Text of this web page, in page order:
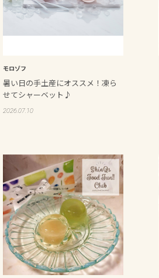
モロゾフ
暑い日の手土産にオススメ！凍ら
せてシャーベット♪
2026.07.10